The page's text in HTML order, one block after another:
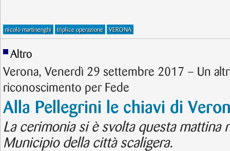
nicolò martinenghi triplice operazione VERONA
Altro
Verona, Venerdì 29 settembre 2017 – Un
riconoscimento per Fede
Alla Pellegrini le chiavi di
La cerimonia si è svolta questa mattina
Municipio della città scaligera.